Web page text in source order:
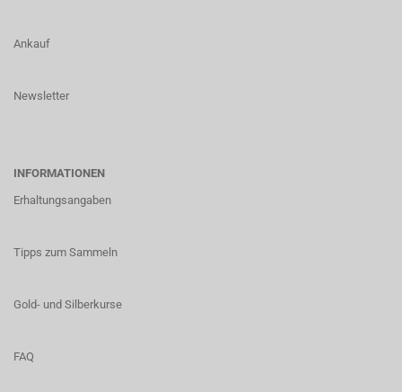
Ankauf
Newsletter
INFORMATIONEN
Erhaltungsangaben
Tipps zum Sammeln
Gold- und Silberkurse
FAQ